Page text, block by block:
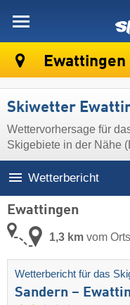
Ewattingen
Skiwetter
Wettervorhersage für
Skigebiete in der Nähe
Wetterbericht
Ewattingen
1,3 km vom
Wetterbericht für das
Sandern –